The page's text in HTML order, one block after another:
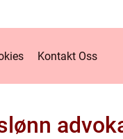
Kontakt Oss